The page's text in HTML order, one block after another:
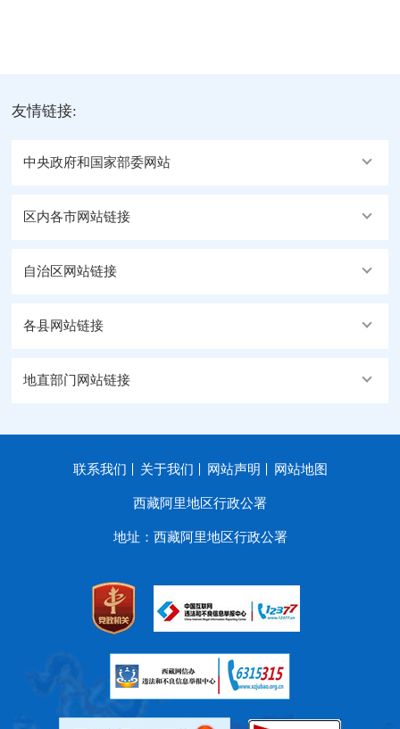
友情链接:
中央政府和国家部委网站
区内各市网站链接
自治区网站链接
各县网站链接
地直部门网站链接
联系我们 关于我们 网站声明 网站地图
西藏阿里地区行政公署
地址：西藏阿里地区行政公署